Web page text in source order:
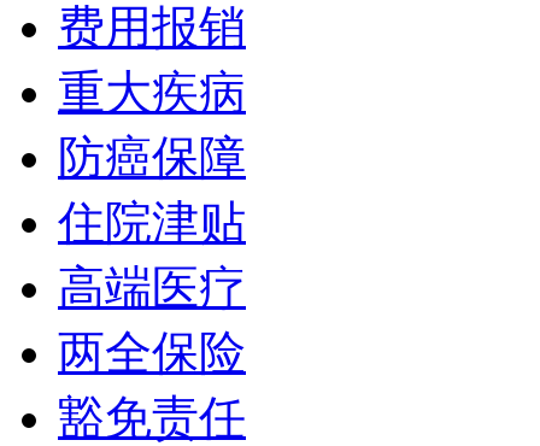
费用报销
重大疾病
防癌保障
住院津贴
高端医疗
两全保险
豁免责任